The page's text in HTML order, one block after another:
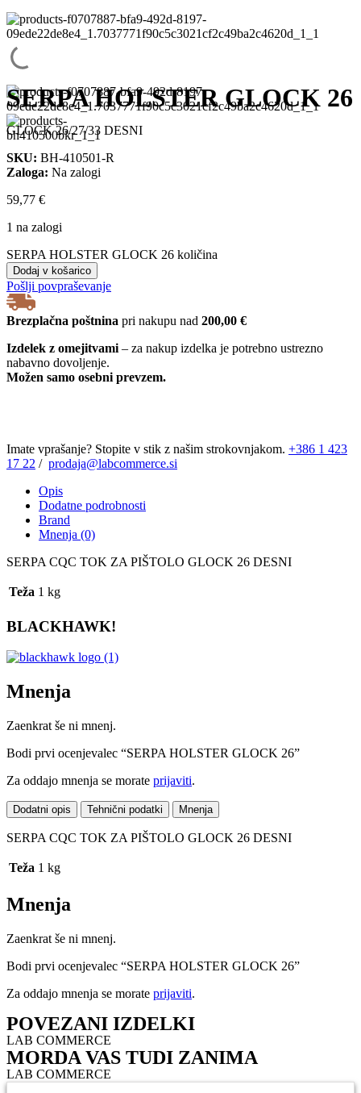
SERPA HOLSTER GLOCK 26
GLOCK 26/27/33 DESNI
SKU: BH-410501-R
Zaloga: Na zalogi
59,77 €
1 na zalogi
SERPA HOLSTER GLOCK 26 količina
Dodaj v košarico
Pošlji povpraševanje
Brezplačna poštnina pri nakupu nad 200,00 €
Izdelek z omejitvami – za nakup izdelka je potrebno ustrezno
nabavno dovoljenje.
Možen samo osebni prevzem.
Imate vprašanje? Stopite v stik z našim strokovnjakom. +386 1 423
17 22 / prodaja@labcommerce.si
Opis
Dodatne podrobnosti
Brand
Mnenja (0)
SERPA CQC TOK ZA PIŠTOLO GLOCK 26 DESNI
Teža 1 kg
BLACKHAWK!
Mnenja
Zaenkrat še ni mnenj.
Bodi prvi ocenjevalec “SERPA HOLSTER GLOCK 26”
Za oddajo mnenja se morate prijaviti.
Dodatni opis Tehnični podatki Mnenja
SERPA CQC TOK ZA PIŠTOLO GLOCK 26 DESNI
Teža 1 kg
Mnenja
Zaenkrat še ni mnenj.
Bodi prvi ocenjevalec “SERPA HOLSTER GLOCK 26”
Za oddajo mnenja se morate prijaviti.
POVEZANI IZDELKI
LAB COMMERCE
MORDA VAS TUDI ZANIMA
LAB COMMERCE